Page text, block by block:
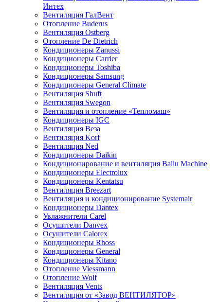
Интех
Вентиляция ГалВент
Отопление Buderus
Вентиляция Ostberg
Отопление De Dietrich
Кондиционеры Zanussi
Кондиционеры Carrier
Кондиционеры Toshiba
Кондиционеры Samsung
Кондиционеры General Climate
Вентиляция Shuft
Вентиляция Swegon
Вентиляция и отопление «Тепломаш»
Кондиционеры IGC
Вентиляция Веза
Вентиляция Korf
Вентиляция Ned
Кондиционеры Daikin
Кондиционирование и вентиляция Ballu Machine
Кондиционеры Electrolux
Кондиционеры Kentatsu
Вентиляция Breezart
Вентиляция и кондиционирование Systemair
Кондиционеры Dantex
Увлажнители Carel
Осушители Danvex
Осушители Calorex
Кондиционеры Rhoss
Кондиционеры General
Кондиционеры Kitano
Отопление Viessmann
Отопление Wolf
Вентиляция Vents
Вентиляция от «Завод ВЕНТИЛЯТОР»